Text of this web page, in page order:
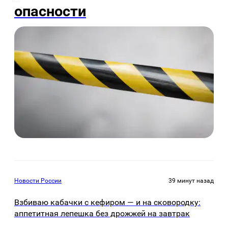
опасности
Новости России 39 минут назад
Взбиваю кабачки с кефиром — и на сковородку:
аппетитная лепешка без дрожжей на завтрак